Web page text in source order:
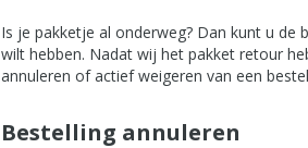
Is je pakketje al onderweg? Dan kunt u
wilt hebben. Nadat wij het pakket retour
annuleren of actief weigeren van een
Bestelling annuleren